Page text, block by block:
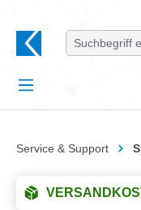
Service & Support